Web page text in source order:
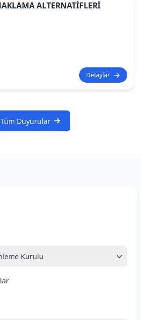
ALTERNATİFLERİ
Detaylar
Tüm Duyurular
Kurulu